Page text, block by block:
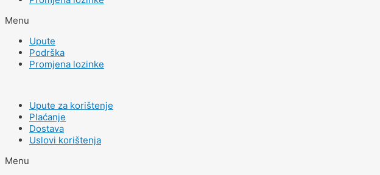
Menu
Upute
Podrška
Promjena lozinke
Upute za korištenje
Plaćanje
Dostava
Uslovi korištenja
Menu